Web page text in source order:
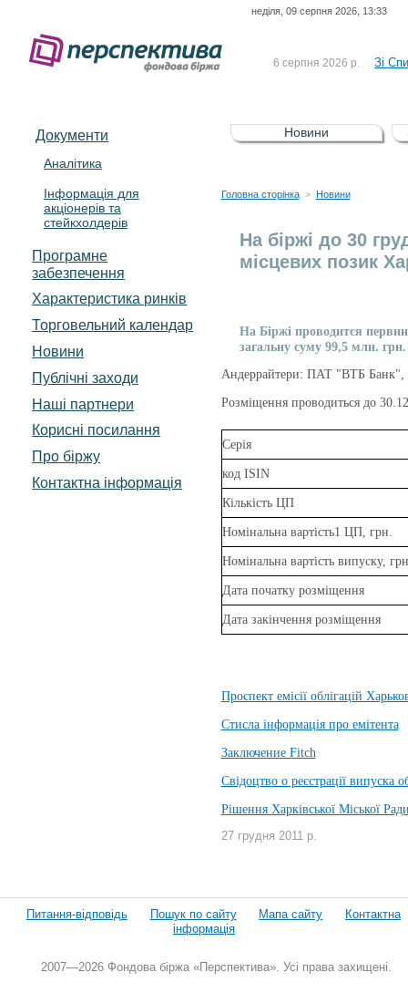
неділя, 09 серпня 2026, 13:33
6 серпня 2026 р. Зі
5 серпня 2026 р.
Зі
UA4000232607)
4 серпня 2026 р.
Документи
Аналітика
Інформація для
акціонерів та
стейкхолдерів
Програмне
забезпечення
Характеристика pинків
Торговельний календар
Новини
Публічні заходи
Наші партнери
Корисні посилання
Про біржу
Контактна інформація
Новини
Головна сторінка > Новини
На біржі до 30
місцевих позик
На Біржі проводится
загальну суму 99,5 млн. грн.
Андеррайтери: ПАТ "ВТБ
Розміщення проводиться до
Серія
код ISIN
Кількість ЦП
Номінальна вартість1 ЦП, грн.
Номінальна вартість випуску,
Дата початку розміщення
Дата закінчення розміщення
Проспект емісії облігацій
Стисла інформація про емітента
Заключение Fitch
Свідоцтво о реєстрації випуска
Рішення Харківської Міської
27 грудня 2011 р.
Питання-відповідь Пошук по сайту Мапа сайту
Контактна
інформація
2007—2026 Фондова біржа «Перспектива». Усі права захищені.